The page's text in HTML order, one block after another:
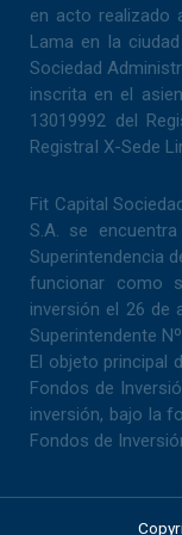
en acto realizado
Lama en la
Sociedad
inscrita en el
13019992 del
RegistraI X-Sede
Fit Capital
S.A. se
Superintendencia
funcionar como
inversión el 26 de
Superintendente
El objeto principal
Fondos de
inversión, bajo la
Fondos de